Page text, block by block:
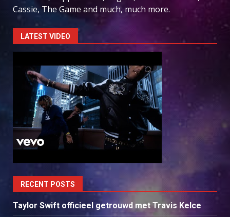
Cassie, The Game and much, much more.
LATEST VIDEO
RECENT POSTS
Taylor Swift officieel getrouwd met Travis Kelce